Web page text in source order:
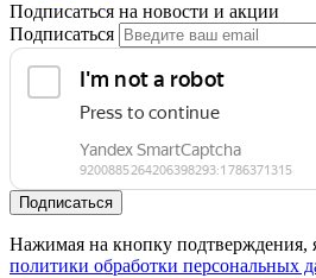
Подписаться на новости и акции
Подписаться
Подписаться
Нажимая на кнопку подтверждения,
политики обработки персональных